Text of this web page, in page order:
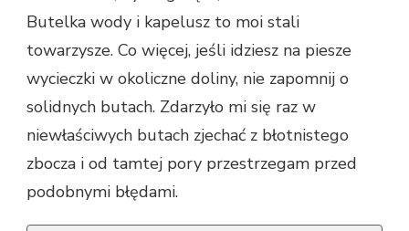
Butelka wody i kapelusz to moi stali
towarzysze. Co więcej, jeśli idziesz na piesze
wycieczki w okoliczne doliny, nie zapomnij o
solidnych butach. Zdarzyło mi się raz w
niewłaściwych butach zjechać z błotnistego
zbocza i od tamtej pory przestrzegam przed
podobnymi błędami.